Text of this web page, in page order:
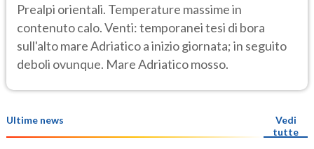
Prealpi orientali. Temperature massime in
contenuto calo. Venti: temporanei tesi di bora
sull'alto mare Adriatico a inizio giornata; in seguito
deboli ovunque. Mare Adriatico mosso.
Ultime news
Vedi
tutte